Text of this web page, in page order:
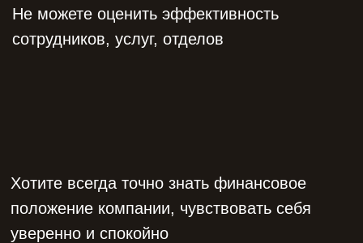
Не можете оценить эффективность
сотрудников, услуг, отделов
Хотите всегда точно знать финансовое
положение компании, чувствовать себя
уверенно и спокойно